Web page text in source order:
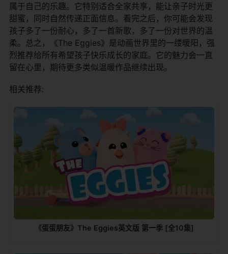
属于自己的乐趣。它特别适合全家共享，能让亲子时光更
甜蜜，同时自然传递正面信息。看完之后，你可能会发现
孩子多了一份耐心，多了一首新歌，多了一份对世界的温
柔。总之，《The Eggies》是动画世界里的一缕暖阳，强
烈推荐给所有希望孩子快乐成长的家庭。它的魅力会一直
留在心里，期待更多类似温暖作品继续出现。
相关推荐:
《蛋蛋朋友》The Eggies英文版 第一季 [全10集]